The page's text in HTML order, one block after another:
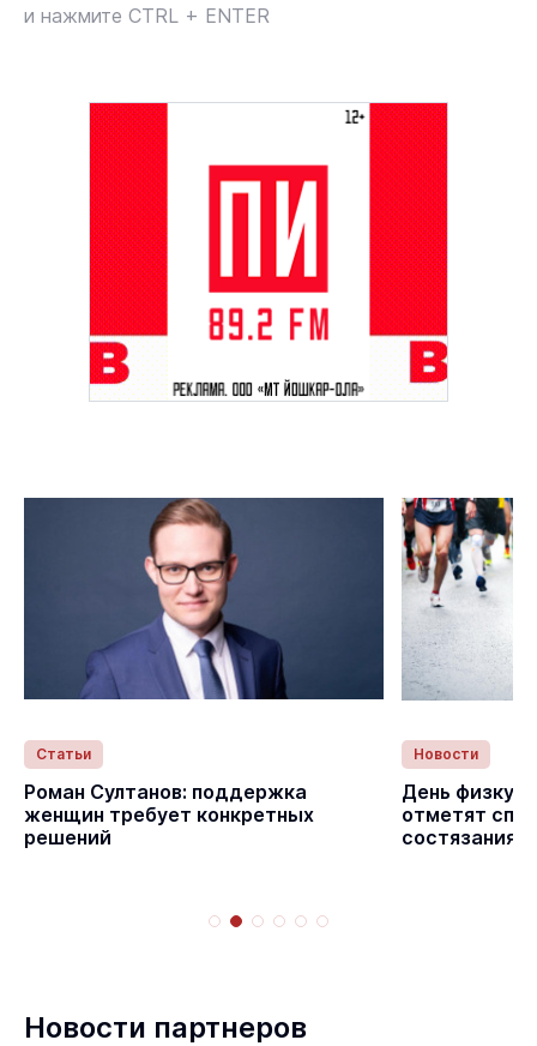
и нажмите CTRL + ENTER
Статьи
Роман Султанов: поддержка
женщин требует конкретных
решений
Новости
День
отметят
Новости партнеров